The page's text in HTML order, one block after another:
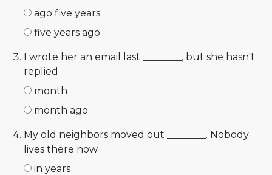
ago five years
five years ago
I wrote her an email last ________, but she hasn't
replied.
month
month ago
My old neighbors moved out ________. Nobody
lives there now.
in years